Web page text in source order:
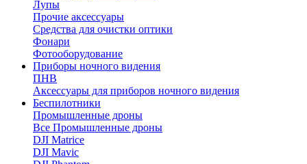
Лупы
Прочие аксессуары
Средства для очистки оптики
Фонари
Фотооборудование
Приборы ночного видения
ПНВ
Аксессуары для приборов ночного видения
Беспилотники
Промышленные дроны
Все Промышленные дроны
DJI Matrice
DJI Mavic